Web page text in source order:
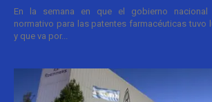
En la semana en que el gobierno
normativo para las patentes farmacéuticas tuvo
y que va por...